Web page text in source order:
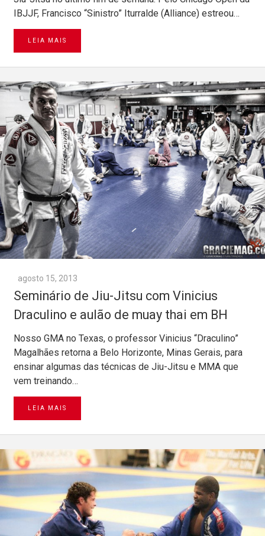
IBJJF, Francisco “Sinistro” Iturralde (Alliance) estreou…
LEIA MAIS
agosto 15, 2013
Seminário de Jiu-Jitsu com Vinicius
Draculino e aulão de muay thai em BH
Nosso GMA no Texas, o professor Vinicius “Draculino”
Magalhães retorna a Belo Horizonte, Minas Gerais, para
ensinar algumas das técnicas de Jiu-Jitsu e MMA que
vem treinando…
LEIA MAIS